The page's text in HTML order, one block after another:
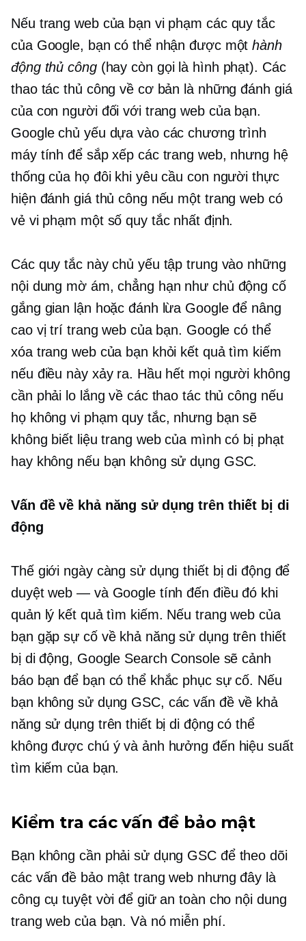
Nếu trang web của bạn vi phạm các quy tắc
của Google, bạn có thể nhận được mộthành
động thủ công(hay còn gọi là hình phạt). Các
thao tác thủ công về cơ bản là những đánh giá
của con người đối với trang web của bạn.
Google chủ yếu dựa vào các chương trình
máy tính để sắp xếp các trang web, nhưng hệ
thống của họ đôi khi yêu cầu con người thực
hiện đánh giá thủ công nếu một trang web có
vẻ vi phạm một số quy tắc nhất định.
Các quy tắc này chủ yếu tập trung vào những
nội dung mờ ám, chẳng hạn như chủ động cố
gắng gian lận hoặc đánh lừa Google để nâng
cao vị trí trang web của bạn. Google có thể
xóa trang web của bạn khỏi kết quả tìm kiếm
nếu điều này xảy ra. Hầu hết mọi người không
cần phải lo lắng về các thao tác thủ công nếu
họ không vi phạm quy tắc, nhưng bạn sẽ
không biết liệu trang web của mình có bị phạt
hay không nếu bạn không sử dụng GSC.
Vấn đề về khả năng sử dụng trên thiết bị di
động
Thế giới ngày càng sử dụng thiết bị di động để
duyệt web — và Google tính đến điều đó khi
quản lý kết quả tìm kiếm. Nếu trang web của
bạn gặp sự cố về khả năng sử dụng trên thiết
bị di động, Google Search Console sẽ cảnh
báo bạn để bạn có thể khắc phục sự cố. Nếu
bạn không sử dụng GSC, các vấn đề về khả
năng sử dụng trên thiết bị di động có thể
không được chú ý và ảnh hưởng đến hiệu suất
tìm kiếm của bạn.
Kiểm tra các vấn đề bảo mật
Bạn không cần phải sử dụng GSC để theo dõi
các vấn đề bảo mật trang web nhưng đây là
công cụ tuyệt vời để giữ an toàn cho nội dung
trang web của bạn. Và nó miễn phí.